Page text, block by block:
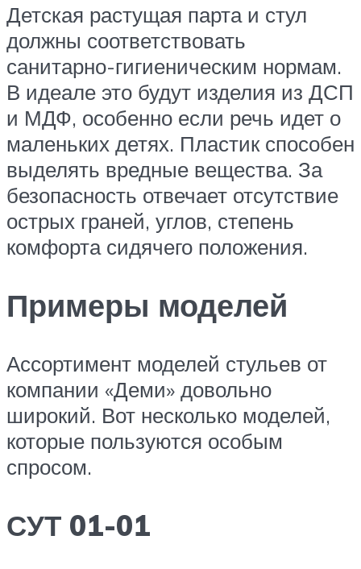
Детская растущая парта и стул
должны соответствовать
санитарно-гигиеническим нормам.
В идеале это будут изделия из ДСП
и МДФ, особенно если речь идет о
маленьких детях. Пластик способен
выделять вредные вещества. За
безопасность отвечает отсутствие
острых граней, углов, степень
комфорта сидячего положения.
Примеры моделей
Ассортимент моделей стульев от
компании «Деми» довольно
широкий. Вот несколько моделей,
которые пользуются особым
спросом.
СУТ 01-01